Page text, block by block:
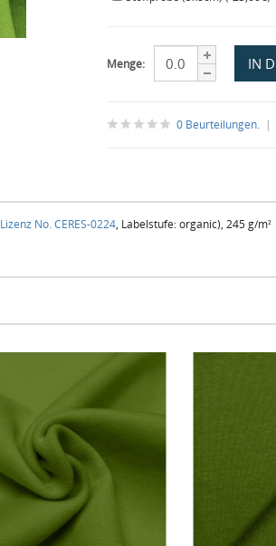
Menge:
0 Beurteilungen.|
Lizenz No. CERES-0224, Labelstufe: organic), 245 g/m²